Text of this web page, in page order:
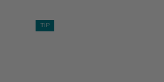
TIP